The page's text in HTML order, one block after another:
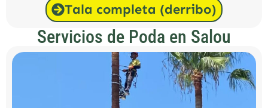
Tala completa (derribo)
Servicios de Poda en Salou